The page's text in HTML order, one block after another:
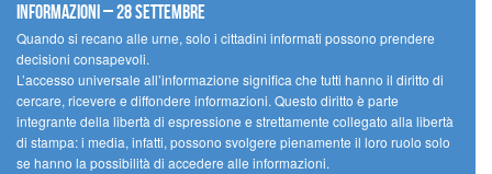
informazioni – 28 settembre
Quando si recano alle urne, solo i cittadini informati possono prendere
decisioni consapevoli.
L’accesso universale all’informazione significa che tutti hanno il diritto di
cercare, ricevere e diffondere informazioni. Questo diritto è parte
integrante della libertà di espressione e strettamente collegato alla libertà
di stampa: i media, infatti, possono svolgere pienamente il loro ruolo solo
se hanno la possibilità di accedere alle informazioni.